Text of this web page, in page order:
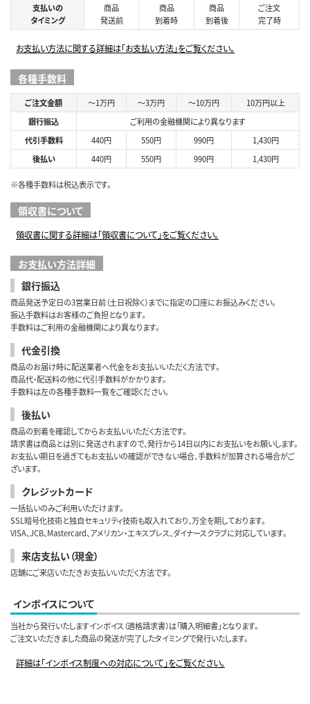
支払いの
タイミング
商品
発送前
商品
到着時
商品
到着後
ご注文
完了時
お支払い方法に関する詳細は「お支払い方法」をご覧ください。
各種手数料
ご注文金額 ～1万円 ～3万円 ～10万円
10万円以上
銀行振込
ご利用の金融機関により異なります
代引手数料
440円 550円 990円
1,430円
後払い
440円 550円 990円 1,430円
※各種手数料は税込表示です。
領収書について
領収書に関する詳細は「領収書について」をご覧ください。
お支払い方法詳細
銀行振込
商品発送予定日の3営業日前（土日祝除く）までに指定の口座にお振込みください。
振込手数料はお客様のご負担となります。
手数料はご利用の金融機関により異なります。
代金引換
商品のお届け時に配送業者へ代金をお支払いいただく方法です。
商品代・配送料の他に代引手数料がかかります。
手数料は左の各種手数料一覧をご確認ください。
後払い
商品の到着を確認してからお支払いいただく方法です。
請求書は商品とは別に発送されますので、発行から14日以内にお支払いをお願いします。
お支払い期日を過ぎてもお支払いの確認ができない場合、手数料が加算される場合がご
ざいます。
クレジットカード
一括払いのみご利用いただけます。
SSL暗号化技術と独自セキュリティ技術も取入れており、万全を期しております。
VISA、JCB、Mastercard、アメリカン・エキスプレス、ダイナースクラブに対応しています。
来店支払い（現金）
店舗にご来店いただきお支払いいただく方法です。
インボイスについて
当社から発行いたしますインボイス（適格請求書）は「購入明細書」となります。
ご注文いただきました商品の発送が完了したタイミングで発行いたします。
詳細は「インボイス制度への対応について」をご覧ください。